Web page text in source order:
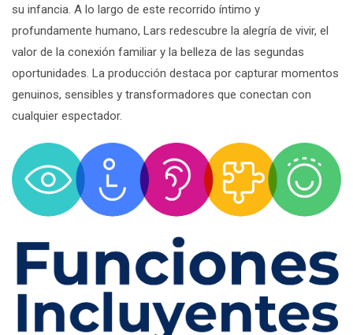
su infancia. A lo largo de este recorrido íntimo y
profundamente humano, Lars redescubre la alegría de vivir, el
valor de la conexión familiar y la belleza de las segundas
oportunidades. La producción destaca por capturar momentos
genuinos, sensibles y transformadores que conectan con
cualquier espectador.